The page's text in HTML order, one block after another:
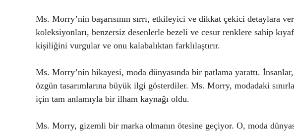
Ms. Morry’nin başarısının sırrı, etkileyici ve dikkat çekici detaylara
koleksiyonları, benzersiz desenlerle bezeli ve cesur renklere sahip
kişiliğini vurgular ve onu kalabalıktan farklılaştırır.
Ms. Morry’nin hikayesi, moda dünyasında bir patlama yarattı.
özgün tasarımlarına büyük ilgi gösterdiler. Ms. Morry, modadaki
için tam anlamıyla bir ilham kaynağı oldu.
Ms. Morry, gizemli bir marka olmanın ötesine geçiyor. O, moda